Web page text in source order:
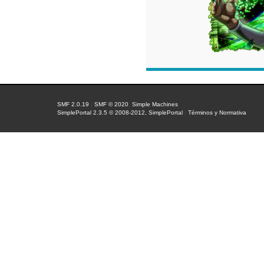
SMF 2.0.19 |SMF © 2020 ,Simple Machines
SimplePortal 2.3.5 © 2008-2012, SimplePortal
|Términos y Normativa